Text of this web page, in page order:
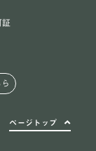
初めての方
証
ページトップ